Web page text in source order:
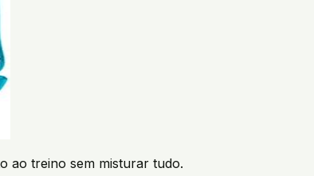
ao treino sem misturar tudo.